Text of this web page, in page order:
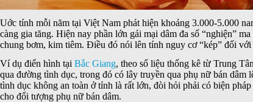
Uớc tính mỗi năm tại Việt Nam phát hiện khoảng 3.000-5.000
càng gia tăng. Hiện nay phần lớn gái mại dâm đa số “nghiện”
chung bơm, kim tiêm. Điều đó nói lên tính nguy cơ “kép” đối với
Ví dụ điển hình tại Bắc Giang, theo số liệu thống kê từ Trung
qua đường tình dục, trong đó có lây truyền qua phụ nữ bán
tình dục không an toàn ở tỉnh là rất lớn, đòi hỏi phải có biện
cho đối tượng phụ nữ bán dâm.